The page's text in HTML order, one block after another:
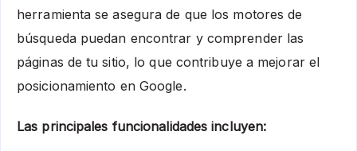
herramienta se asegura de que los motores de
búsqueda puedan encontrar y comprender las
páginas de tu sitio, lo que contribuye a mejorar el
posicionamiento en Google.
Las principales funcionalidades incluyen: